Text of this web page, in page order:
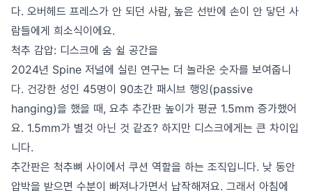
다. 오버헤드 프레스가 안 되던 사람, 높은 선반에 손이 안 닿던 사
람들에게 희소식이에요.
척추 감압: 디스크에 숨 쉴 공간을
2024년 Spine 저널에 실린 연구는 더 놀라운 숫자를 보여줍니
다. 건강한 성인 45명이 90초간 패시브 행잉(passive
hanging)을 했을 때, 요추 추간판 높이가 평균 1.5mm 증가했어
요. 1.5mm가 별것 아닌 것 같죠? 하지만 디스크에게는 큰 차이입
니다.
추간판은 척추뼈 사이에서 쿠션 역할을 하는 조직입니다. 낮 동안
압박을 받으면 수분이 빠져나가면서 납작해져요. 그래서 아침에